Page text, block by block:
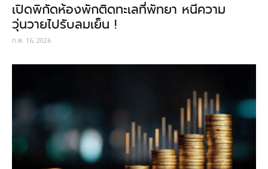
เปิดพิกัดห้องพักติดทะเลที่พัทยา หนีความ
วุ่นวายไปรับลมเย็น !
ก.ค. 16, 2026